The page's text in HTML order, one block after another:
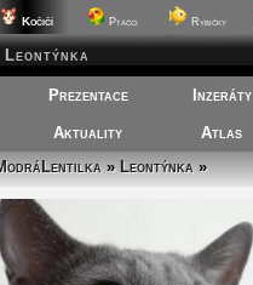
Kočičí Ptáčci Rybičky
Leontýnka
Prezentace Inzeráty
Aktuality Atlas
»Leontýnka»